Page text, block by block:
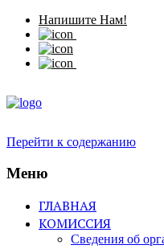
Напишите Нам!
Перейти к содержанию
Меню
ГЛАВНАЯ
КОМИССИЯ
Сведения об